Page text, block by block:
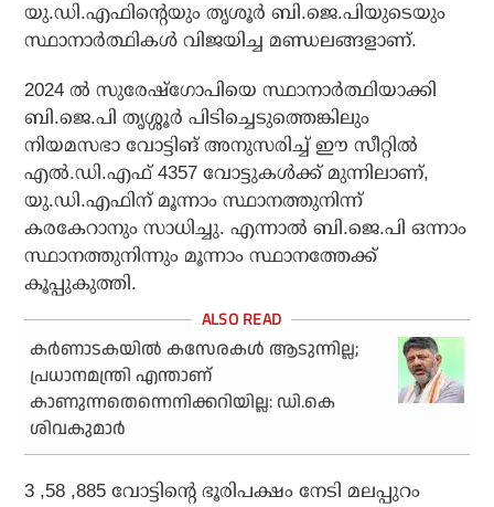
യു.ഡി.എഫിന്റെയും തൃശൂർ ബി.ജെ.പിയുടെയും
സ്ഥാനാർത്ഥികൾ വിജയിച്ച മണ്ഡലങ്ങളാണ്.
2024 ൽ സുരേഷ്‌ഗോപിയെ സ്ഥാനാർത്ഥിയാക്കി
ബി.ജെ.പി തൃശ്ശൂർ പിടിച്ചെടുത്തെങ്കിലും
നിയമസഭാ വോട്ടിങ് അനുസരിച്ച് ഈ സീറ്റിൽ
എൽ.ഡി.എഫ് 4357 വോട്ടുകൾക്ക് മുന്നിലാണ്,
യു.ഡി.എഫിന് മൂന്നാം സ്ഥാനത്തുനിന്ന്
കരകേറാനും സാധിച്ചു. എന്നാൽ ബി.ജെ.പി ഒന്നാം
സ്ഥാനത്തുനിന്നും മൂന്നാം സ്ഥാനത്തേക്ക്
കൂപ്പുകുത്തി.
കര്‍ണാടകയില്‍ കസേരകള്‍ ആടുന്നില്ല;
പ്രധാനമന്ത്രി എന്താണ്
കാണുന്നതെന്നെനിക്കറിയില്ല: ഡി.കെ
ശിവകുമാര്‍
3 ,58 ,885 വോട്ടിന്റെ ഭൂരിപക്ഷം നേടി മലപ്പുറം